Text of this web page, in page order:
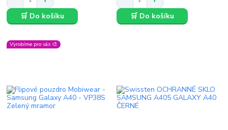
🛒 Do košíku 🛒 Do košíku
Vyrobíme pro vás 🎨